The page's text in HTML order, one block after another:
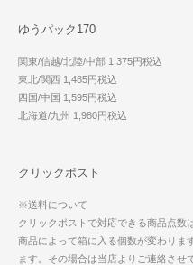
ゆうパック170
関東/信越/北陸/中部 1,375円税込
東北/関西 1,485円税込
四国/中国 1,595円税込
北海道/九州 1,980円税込
クリックポスト
※送料について
クリックポストで対応できる商品点数
商品によって箱に入る個数が変わりま
ます。その場合は当店よりご連絡させ